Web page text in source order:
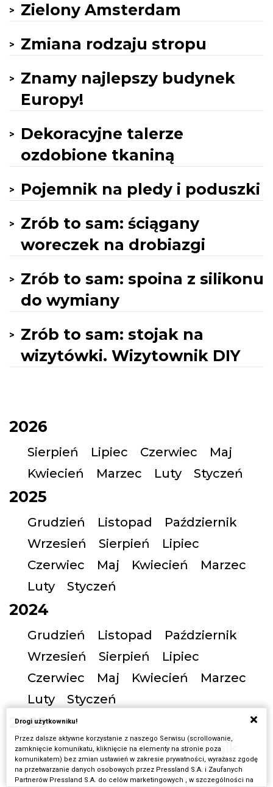
Zielony Amsterdam
Zmiana rodzaju stropu
Znamy najlepszy budynek
Europy!
Dekoracyjne talerze
ozdobione tkaniną
Pojemnik na pledy i poduszki
Zrób to sam: ściągany
woreczek na drobiazgi
Zrób to sam: spoina z silikonu
do wymiany
Zrób to sam: stojak na
wizytówki. Wizytownik DIY
2026
Sierpień Lipiec Czerwiec
Maj
Kwiecień
Marzec Luty Styczeń
2025
Grudzień Listopad
Październik
Wrzesień
Sierpień
Lipiec
Czerwiec
Maj Kwiecień
Marzec
Luty
Styczeń
2024
Grudzień Listopad
Październik
Wrzesień
Sierpień
Lipiec
Czerwiec
Maj Kwiecień
Marzec
Luty
Styczeń
2023
Grudzień Listopad
Październik
Wrzesień
Sierpień
Lipiec
Drogi użytkowniku!
Przez dalsze aktywne korzystanie z naszego Serwisu (scrollowanie,
zamknięcie komunikatu, kliknięcie na elementy na stronie poza
komunikatem) bez zmian ustawień w zakresie prywatności, wyrażasz zgodę
na przetwarzanie danych osobowych przez Pressland S.A. i Zaufanych
Partnerów Pressland S.A. do celów marketingowych , w szczególności na